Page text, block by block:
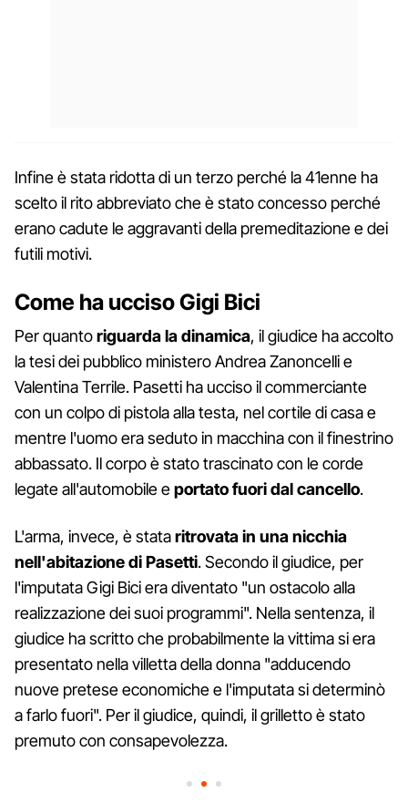
Infine è stata ridotta di un terzo perché la 41enne ha
scelto il rito abbreviato che è stato concesso perché
erano cadute le aggravanti della premeditazione e dei
futili motivi.
Come ha ucciso Gigi Bici
Per quantoriguarda la dinamica, il giudice ha accolto
la tesi dei pubblico ministero Andrea Zanoncelli e
Valentina Terrile. Pasetti ha ucciso il commerciante
con un colpo di pistola alla testa, nel cortile di casa e
mentre l'uomo era seduto in macchina con il finestrino
abbassato. Il corpo è stato trascinato con le corde
legate all'automobile eportato fuori dal cancello.
L'arma, invece, è stataritrovata in una nicchia
nell'abitazione di Pasetti. Secondo il giudice, per
l'imputata Gigi Bici era diventato "un ostacolo alla
realizzazione dei suoi programmi". Nella sentenza, il
giudice ha scritto che probabilmente la vittima si era
presentato nella villetta della donna "adducendo
nuove pretese economiche e l'imputata si determinò
a farlo fuori". Per il giudice, quindi, il grilletto è stato
premuto con consapevolezza.